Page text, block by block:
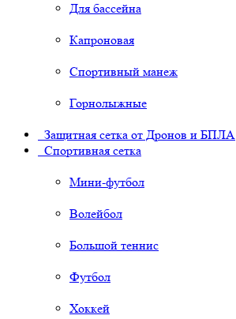
Для бассейна
Капроновая
Спортивный манеж
Горнолыжные
Защитная сетка от Дронов и БПЛА
Спортивная сетка
Мини-футбол
Волейбол
Большой теннис
Футбол
Хоккей